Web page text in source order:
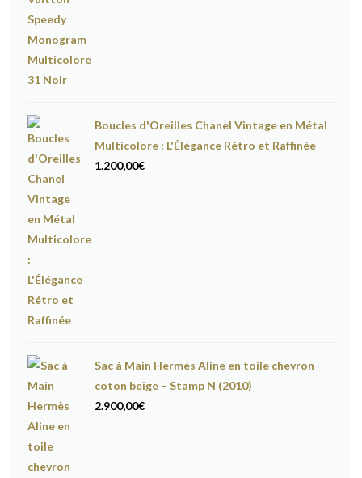
Boucles d'Oreilles Chanel Vintage en Métal
Multicolore : L'Élégance Rétro et Raffinée
1.200,00€
Sac à Main Hermès Aline en toile chevron
coton beige – Stamp N (2010)
2.900,00€